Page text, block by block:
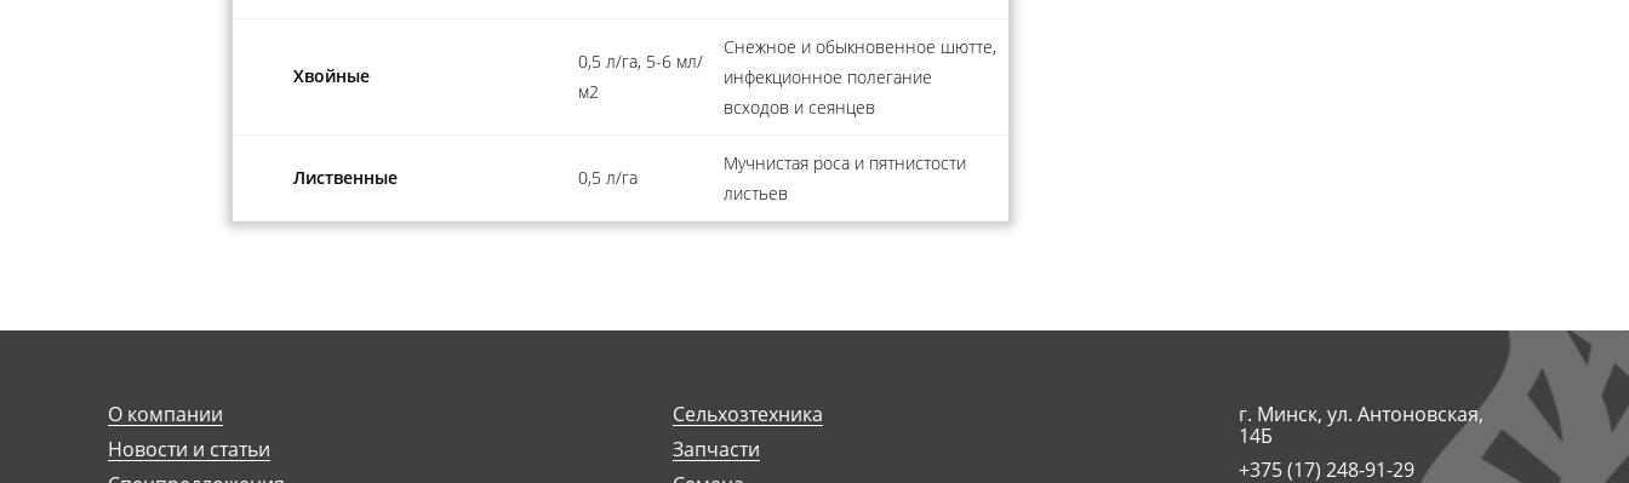
Хвойные
0,5 л/га, 5-6 мл/
м2
Снежное и обыкновенное шютте,
инфекционное полегание
всходов и сеянцев
Лиственные 0,5 л/га
Мучнистая роса и пятнистости
листьев
О компании
Новости и статьи
Сельхозтехника
Запчасти
г. Минск, ул. Антоновская,
14Б
+375 (17) 248-91-29